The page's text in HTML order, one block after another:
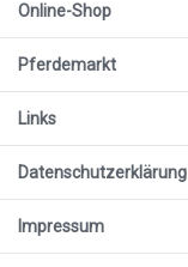
Online-Shop
Pferdemarkt
Links
Datenschutzerklärung
Impressum